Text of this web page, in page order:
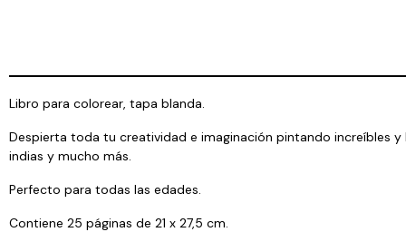
Libro para colorear, tapa blanda.
Despierta toda tu creatividad e imaginación pintando increíbles
indias y mucho más.
Perfecto para todas las edades.
Contiene 25 páginas de 21 x 27,5 cm.